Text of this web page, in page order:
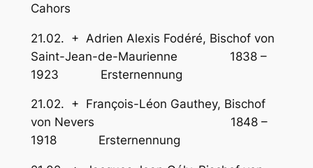
Cahors
21.02. + Adrien Alexis Fodéré, Bischof von
Saint-Jean-de-Maurienne 1838 –
1923 Ersternennung
21.02. + François-Léon Gauthey, Bischof
von Nevers 1848 –
1918 Ersternennung